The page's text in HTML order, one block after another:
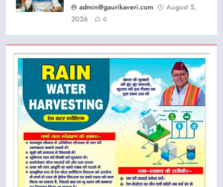
admin@gaurikaveri.com
August 5,
2026
0